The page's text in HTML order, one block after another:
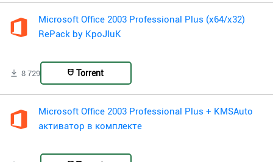
Microsoft Office 2003 Professional Plus (x64/x32)
RePack by KpoJIuK
8 729 Torrent
Microsoft Office 2003 Professional Plus + KMSAuto
активатор в комплекте